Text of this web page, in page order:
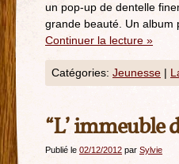
un pop-up de dentelle
grande beauté. Un album
Continuer la lecture »
Catégories: Jeunesse |
“L’ immeuble
Publié le 02/12/2012 par Sylvie